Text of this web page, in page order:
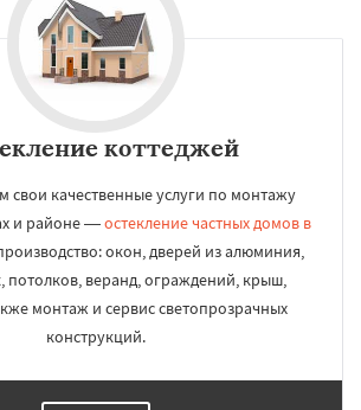
коттеджей
свои качественные услуги по монтажу
и районе —остекление частных домов в
окон, дверей из алюминия,
потолков, веранд, ограждений, крыш,
монтаж и сервис светопрозрачных
конструкций.